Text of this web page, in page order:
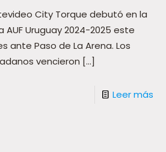
City Torque debutó en la
AUF Uruguay 2024-2025 este
ante Paso de La Arena. Los
vencieron […]
Leer más